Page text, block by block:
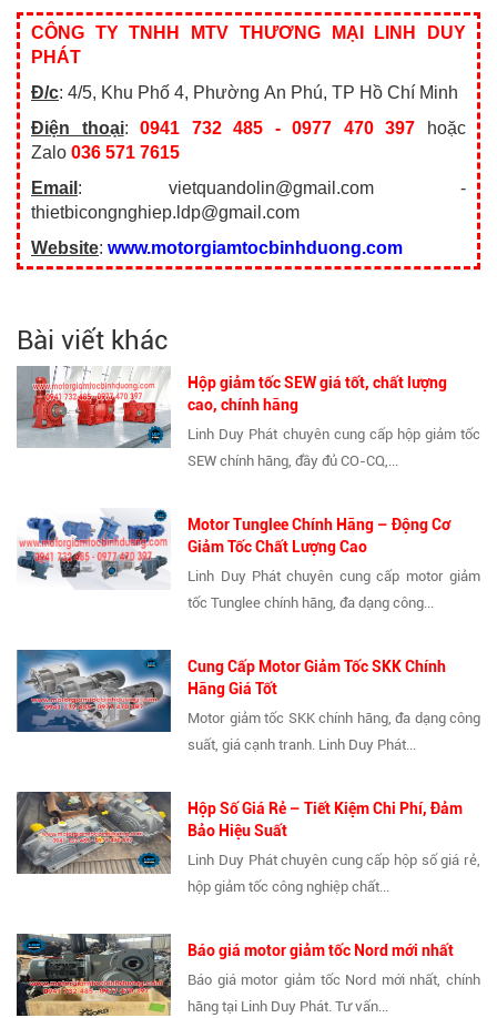
CÔNG TY TNHH MTV THƯƠNG MẠI LINH DUY
PHÁT
Đ/c: 4/5, Khu Phố 4, Phường An Phú, TP Hồ Chí Minh
Điện thoại:0941 732 485 - 0977 470 397 hoặc
Zalo 036 571 7615
Email : vietquandolin@gmail.com -
thietbicongnghiep.ldp@gmail.com
Website: www.motorgiamtocbinhduong.com
Bài viết khác
Hộp giảm tốc SEW giá tốt, chất lượng
cao, chính hãng
Linh Duy Phát chuyên cung cấp hộp giảm tốc
SEW chính hãng, đầy đủ CO-CQ,...
Motor Tunglee Chính Hãng – Động Cơ
Giảm Tốc Chất Lượng Cao
Linh Duy Phát chuyên cung cấp motor giảm
tốc Tunglee chính hãng, đa dạng công...
Cung Cấp Motor Giảm Tốc SKK Chính
Hãng Giá Tốt
Motor giảm tốc SKK chính hãng, đa dạng công
suất, giá cạnh tranh. Linh Duy Phát...
Hộp Số Giá Rẻ – Tiết Kiệm Chi Phí, Đảm
Bảo Hiệu Suất
Linh Duy Phát chuyên cung cấp hộp số giá rẻ,
hộp giảm tốc công nghiệp chất...
Báo giá motor giảm tốc Nord mới nhất
Báo giá motor giảm tốc Nord mới nhất, chính
hãng tại Linh Duy Phát. Tư vấn...